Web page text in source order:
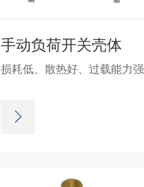
手动负荷开关壳体
损耗低、散热好、过载能力强